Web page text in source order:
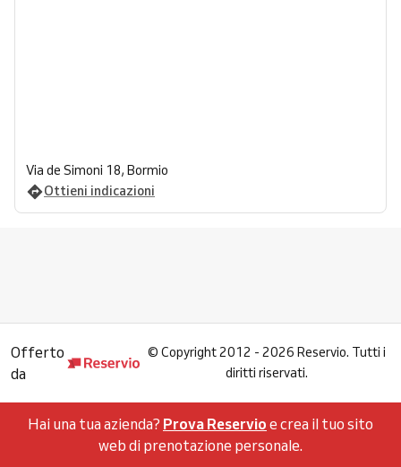
Via de Simoni 18, Bormio
Ottieni indicazioni
Offerto
da
© Copyright 2012 - 2026 Reservio. Tutti i
diritti riservati.
Hai una tua azienda? Prova Reservio e crea il tuo sito
web di prenotazione personale.